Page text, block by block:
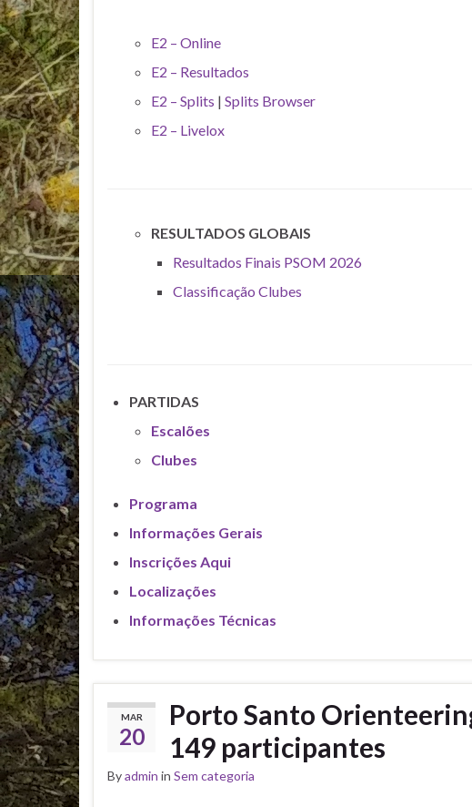
E2 – Online
E2 – Resultados
E2 – Splits | Splits Browser
E2 – Livelox
RESULTADOS GLOBAIS
Resultados Finais PSOM 2026
Classificação Clubes
PARTIDAS
Escalões
Clubes
Programa
Informações Gerais
Inscrições Aqui
Localizações
Informações Técnicas
MAR
20
Porto Santo
149 participantes
Byadmin in Sem categoria